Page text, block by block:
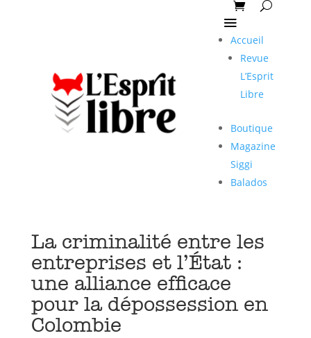
Accueil
Revue
L’Esprit
Libre
Boutique
Magazine
Siggi
Balados
La criminalité entre les
entreprises et l’État :
une alliance efficace
pour la dépossession en
Colombie